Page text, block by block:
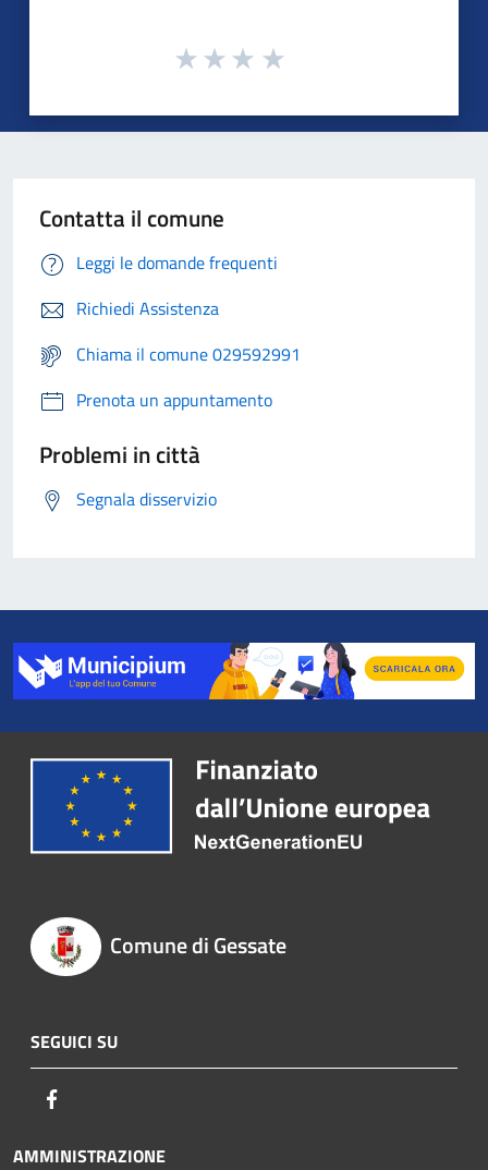
Contatta il comune
Leggi le domande frequenti
Richiedi Assistenza
Chiama il comune 029592991
Prenota un appuntamento
Problemi in città
Segnala disservizio
Comune di Gessate
SEGUICI SU
AMMINISTRAZIONE